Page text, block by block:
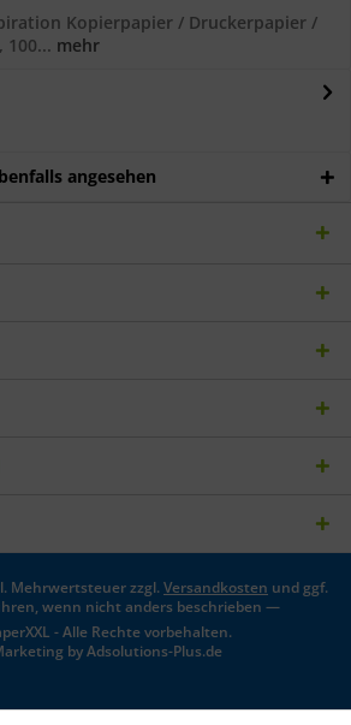
Kopierpapier / Druckerpapier /
100... mehr
angesehen
Mehrwertsteuer zzgl.Versandkosten und ggf.
wenn nicht anders beschrieben —
- Alle Rechte vorbehalten.
byAdsolutions-Plus.de